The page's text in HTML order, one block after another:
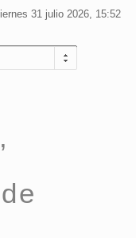
31 julio 2026, 15:52